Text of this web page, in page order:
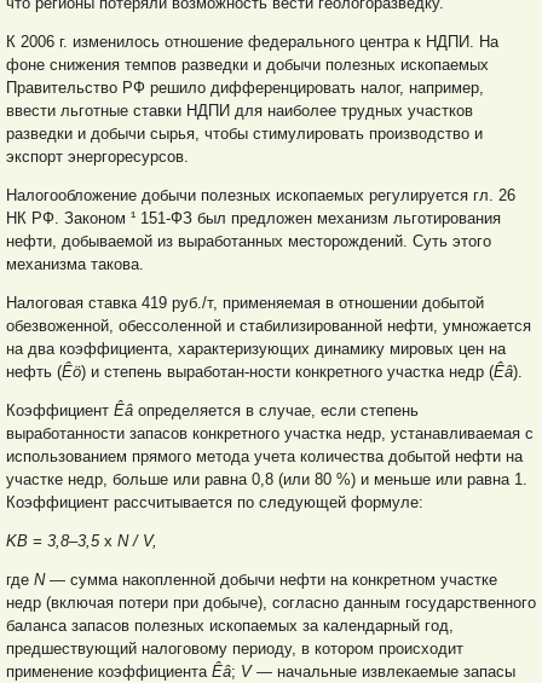
К 2006 г. изменилось отношение федерального центра к НДПИ. На
фоне снижения темпов разведки и добычи полезных ископаемых
Правительство РФ решило дифференцировать налог, например,
ввести льготные ставки НДПИ для наиболее трудных участков
разведки и добычи сырья, чтобы стимулировать производство и
экспорт энергоресурсов.
Налогообложение добычи полезных ископаемых регулируется гл. 26
НК РФ. Законом ¹ 151-ФЗ был предложен механизм льготирования
нефти, добываемой из выработанных месторождений. Суть этого
механизма такова.
Налоговая ставка 419 руб./т, применяемая в отношении добытой
обезвоженной, обессоленной и стабилизированной нефти, умножается
на два коэффициента, характеризующих динамику мировых цен на
нефть (Êö) и степень выработан-ности конкретного участка недр (Êâ).
Коэффициент Êâ определяется в случае, если степень
выработанности запасов конкретного участка недр, устанавливаемая с
использованием прямого метода учета количества добытой нефти на
участке недр, больше или равна 0,8 (или 80 %) и меньше или равна 1.
Коэффициент рассчитывается по следующей формуле:
KB = 3,8–3,5 x N / V,
где N — сумма накопленной добычи нефти на конкретном участке
недр (включая потери при добыче), согласно данным государственного
баланса запасов полезных ископаемых за календарный год,
предшествующий налоговому периоду, в котором происходит
применение коэффициента Êâ; V — начальные извлекаемые запасы